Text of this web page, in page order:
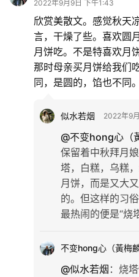
2022年9月9日 下午1:43
欣赏美散文。感觉秋天
言，干燥了些。喜欢圆
月饼吃。不是特喜欢月
那时母亲买月饼给我们
同，是圆的，馅也不同
似水若烟 2022年9
@不变hong心（
保留着中秋拜月
塔，白糕，乌糕
月饼，而是又大
的。但这样的习
最热闹的便是“烧
不变hong心（黃梅麟
@似水若烟 ： 烧